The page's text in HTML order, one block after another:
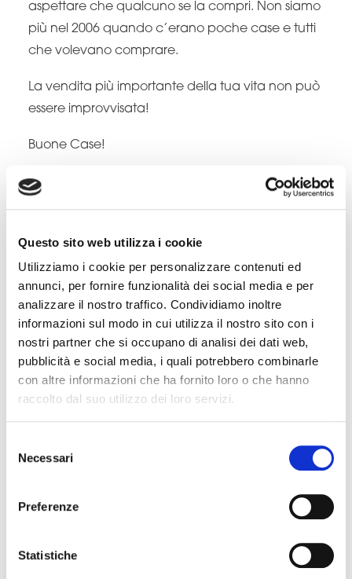
Questo sito web utilizza i cookie
Utilizziamo i cookie per personalizzare contenuti ed
annunci, per fornire funzionalità dei social media e per
analizzare il nostro traffico. Condividiamo inoltre
informazioni sul modo in cui utilizza il nostro sito con i
nostri partner che si occupano di analisi dei dati web,
pubblicità e social media, i quali potrebbero combinarle
con altre informazioni che ha fornito loro o che hanno
raccolto dal suo utilizzo dei loro servizi.
delNecessari
Preferenze
Statistiche
aspettare che qualcuno se la compri. Non siamo
più nel 2006 quando c’erano poche case e tutti
che volevano comprare.
La vendita più importante della tua vita non può
essere improvvisata!
Buone Case!
Hai deciso di vendere la tua
venderla senza risultati da
Allora devi conoscere le 6